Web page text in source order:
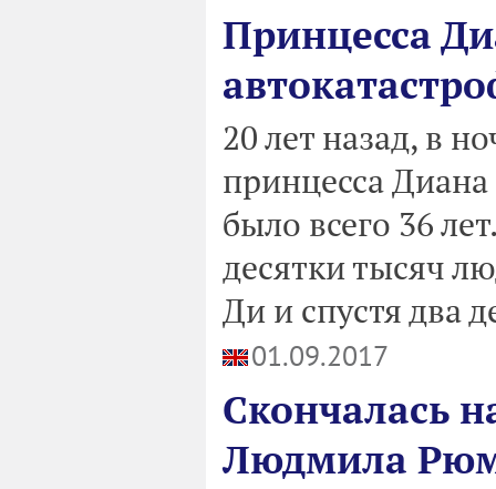
Принцесса
20 лет назад, в
принцесса
было всего 36
десятки тысяч
Ди и спустя два
01.09.2017
Скончалась
Людмила